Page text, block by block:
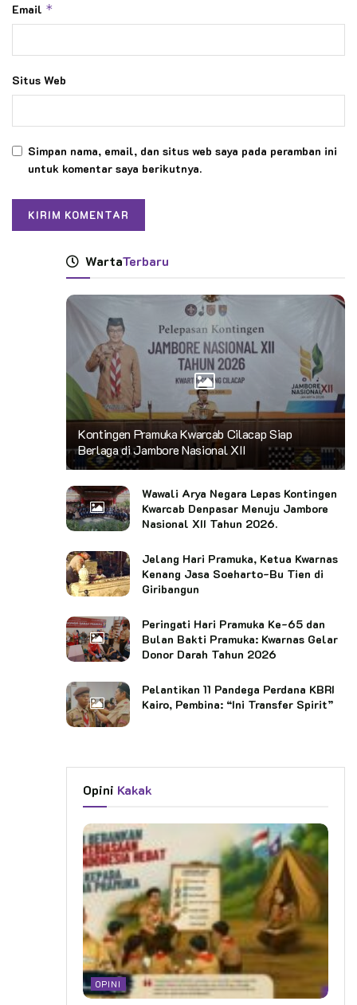
Email *
Situs Web
Simpan nama, email, dan situs web saya pada peramban ini
untuk komentar saya berikutnya.
WartaTerbaru
Kontingen Pramuka Kwarcab Cilacap Siap
Berlaga di Jambore Nasional XII
Wawali Arya Negara Lepas Kontingen
Kwarcab Denpasar Menuju Jambore
Nasional XII Tahun 2026.
Jelang Hari Pramuka, Ketua Kwarnas
Kenang Jasa Soeharto-Bu Tien di
Giribangun
Peringati Hari Pramuka Ke-65 dan
Bulan Bakti Pramuka: Kwarnas Gelar
Donor Darah Tahun 2026
Pelantikan 11 Pandega Perdana KBRI
Kairo, Pembina: “Ini Transfer Spirit”
Opini Kakak
OPINI